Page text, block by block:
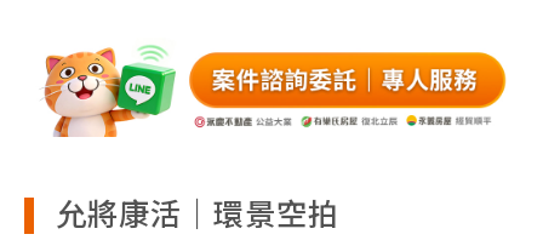
允將康活｜環景空拍